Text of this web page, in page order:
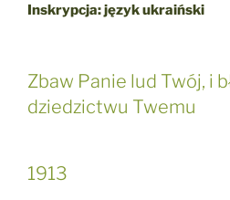
Inskrypcja: język ukraiński
Zbaw Panie lud Twój, i
dziedzictwu Twemu
1913